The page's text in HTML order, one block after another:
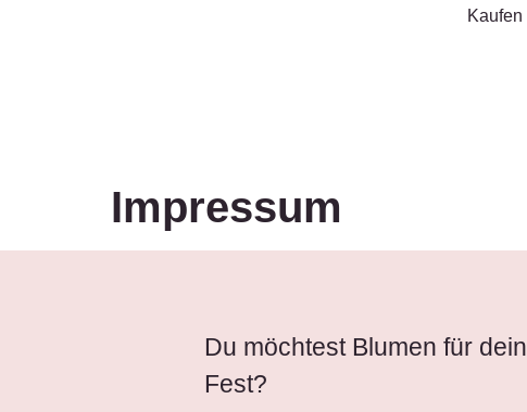
Kaufen
Impressum
Du möchtest Blumen für dein
Fest?